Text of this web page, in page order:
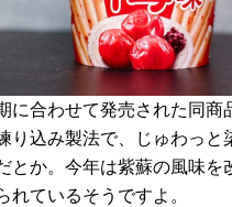
に合わせて発売された同商
り込み製法で、じゅわっと
とか。今年は紫蘇の風味を
れているそうですよ。